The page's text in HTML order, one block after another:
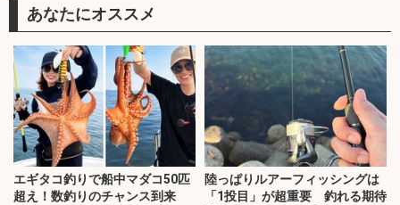
あなたにオススメ
エギタコ釣りで船中マダコ50匹
超え！数釣りのチャンス到来
陸っぱりルアーフィッシングは
「1投目」が超重要 釣れる期待